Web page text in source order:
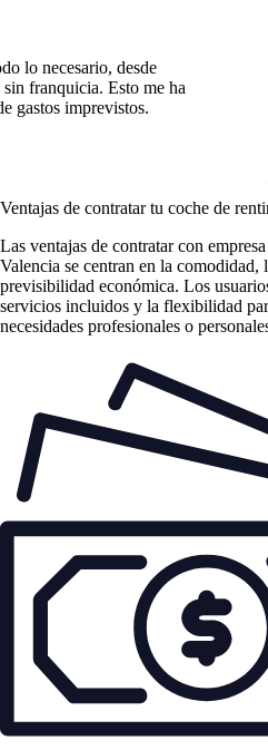
lo necesario, desde
franquicia. Esto me ha
gastos imprevistos.
Ventajas de contratar tu coche de
Las ventajas de contratar con
Valencia se centran en la comodidad,
previsibilidad económica. Los
servicios incluidos y la flexibilidad
necesidades profesionales o